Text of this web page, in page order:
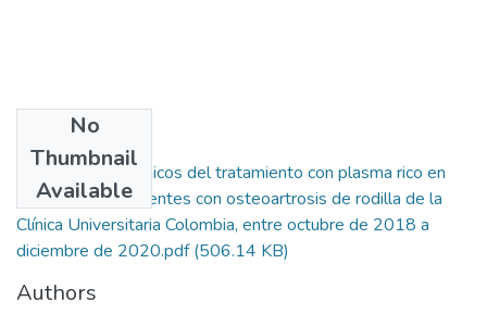
No
Thumbnail
Available
Desenlaces clínicos del tratamiento con plasma rico en
plaquetas en pacientes con osteoartrosis de rodilla de la
Clínica Universitaria Colombia, entre octubre de 2018 a
diciembre de 2020.pdf(506.14 KB)
Authors